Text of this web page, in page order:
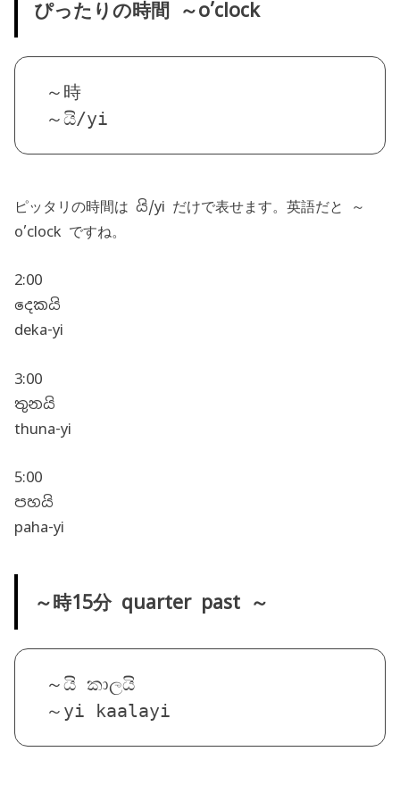
ぴったりの時間 ～o’clock
～時
～යි/yi
ピッタリの時間は යි/yi だけで表せます。英語だと ～
o’clock ですね。
2:00
දෙකයි
deka-yi
3:00
තුනයි
thuna-yi
5:00
පහයි
paha-yi
～時15分 quarter past ～
～යි කාලයි
～yi kaalayi